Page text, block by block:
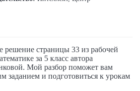
решение страницы 33 из рабочей
за 5 класс автора
Мой разбор поможет вам
заданием и подготовиться к урокам